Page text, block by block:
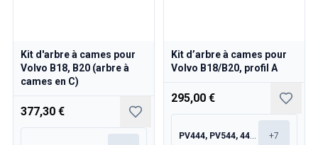
Kit d'arbre à cames pour
Volvo B18, B20 (arbre à
cames en C)
377,30 €
Kit d’arbre à cames pour
Volvo B18/B20, profil A
295,00 €
PV444, PV544, 445, 210 +7